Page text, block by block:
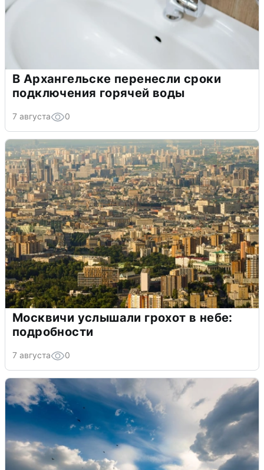
В Архангельске перенесли сроки
подключения горячей воды
7 августа 0
Москвичи услышали грохот в небе:
подробности
7 августа 0